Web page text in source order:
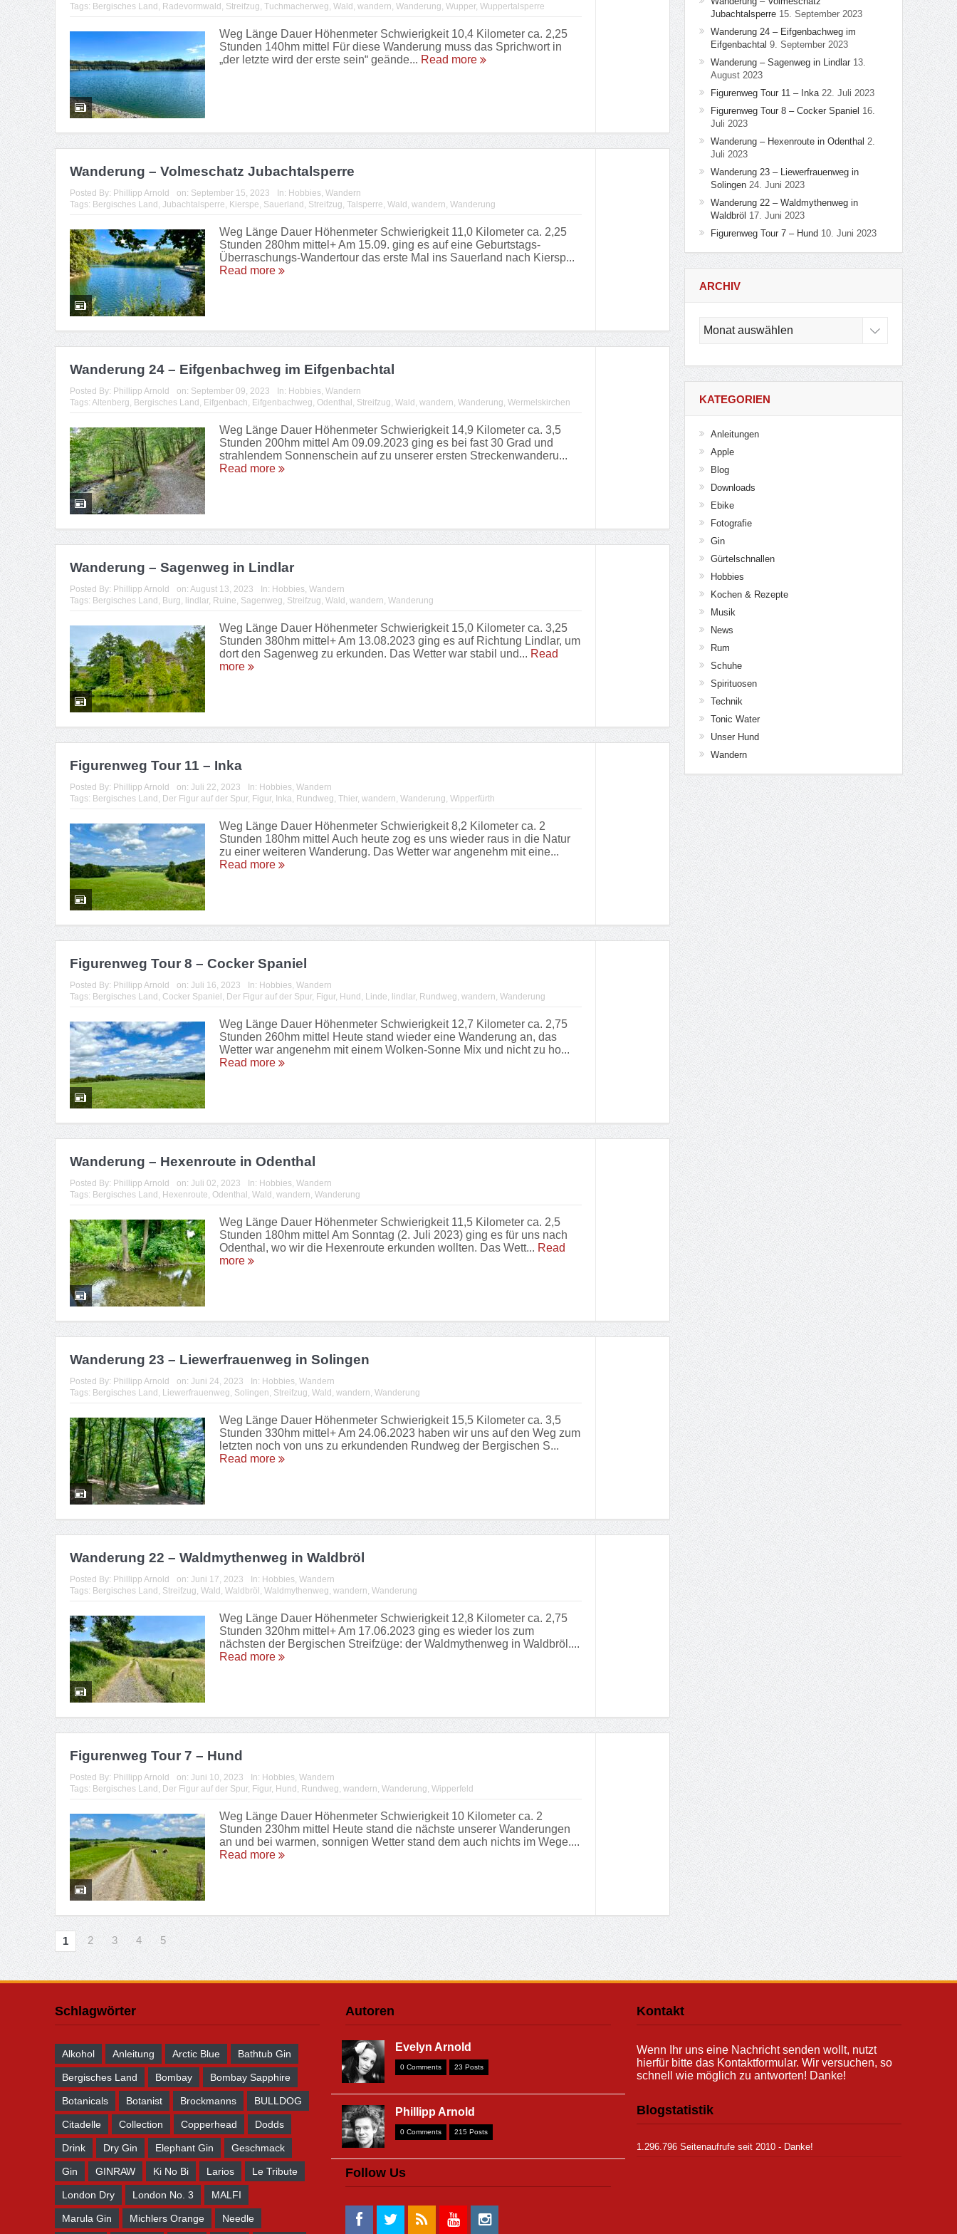
Tags: Bergisches Land Radevormwald Streifzug Tuchmacherweg Wald wandern Wanderung Wupper, Wuppertalsperre
Weg Länge Dauer Höhenmeter Schwierigkeit 10,4 Kilometer ca. 2,25
Stunden 140hm mittel Für diese Wanderung muss das Sprichwort in
„der letzte wird der erste sein“ geände... Read more
Wanderung – Volmeschatz Jubachtalsperre
Posted By: Phillipp Arnold on: September 15, 2023 In: Hobbies, Wandern
Tags: Bergisches Land Jubachtalsperre Kierspe Sauerland Streifzug Talsperre Wald wandern Wanderung
Weg Länge Dauer Höhenmeter Schwierigkeit 11,0 Kilometer ca. 2,25
Stunden 280hm mittel+ Am 15.09. ging es auf eine Geburtstags-
Überraschungs-Wandertour das erste Mal ins Sauerland nach Kiersp...
Read more
Wanderung 24 – Eifgenbachweg im Eifgenbachtal
Posted By: Phillipp Arnold on: September 09, 2023 In: Hobbies, Wandern
Tags: Altenberg Bergisches Land Eifgenbach Eifgenbachweg Odenthal Streifzug Wald wandern Wanderung Wermelskirchen
Weg Länge Dauer Höhenmeter Schwierigkeit 14,9 Kilometer ca. 3,5
Stunden 200hm mittel Am 09.09.2023 ging es bei fast 30 Grad und
strahlendem Sonnenschein auf zu unserer ersten Streckenwanderu...
Read more
Wanderung – Sagenweg in Lindlar
Posted By: Phillipp Arnold on: August 13, 2023 In: Hobbies, Wandern
Tags: Bergisches Land Burg lindlar, Ruine Sagenweg Streifzug Wald wandern Wanderung
Weg Länge Dauer Höhenmeter Schwierigkeit 15,0 Kilometer ca. 3,25
Stunden 380hm mittel+ Am 13.08.2023 ging es auf Richtung Lindlar, um
dort den Sagenweg zu erkunden. Das Wetter war stabil und... Read
more
Figurenweg Tour 11 – Inka
Posted By: Phillipp Arnold on: Juli 22, 2023 In: Hobbies, Wandern
Tags: Bergisches Land Der Figur auf der Spur, Figur, Inka Rundweg Thier, wandern Wanderung Wipperfürth
Weg Länge Dauer Höhenmeter Schwierigkeit 8,2 Kilometer ca. 2
Stunden 180hm mittel Auch heute zog es uns wieder raus in die Natur
zu einer weiteren Wanderung. Das Wetter war angenehm mit eine...
Read more
Figurenweg Tour 8 – Cocker Spaniel
Posted By: Phillipp Arnold on: Juli 16, 2023 In: Hobbies, Wandern
Tags: Bergisches Land Cocker Spaniel Der Figur auf der Spur, Figur, Hund Linde lindlar, Rundweg wandern Wanderung
Weg Länge Dauer Höhenmeter Schwierigkeit 12,7 Kilometer ca. 2,75
Stunden 260hm mittel Heute stand wieder eine Wanderung an, das
Wetter war angenehm mit einem Wolken-Sonne Mix und nicht zu ho...
Read more
Wanderung – Hexenroute in Odenthal
Posted By: Phillipp Arnold on: Juli 02, 2023 In: Hobbies, Wandern
Tags: Bergisches Land Hexenroute Odenthal Wald wandern Wanderung
Weg Länge Dauer Höhenmeter Schwierigkeit 11,5 Kilometer ca. 2,5
Stunden 180hm mittel Am Sonntag (2. Juli 2023) ging es für uns nach
Odenthal, wo wir die Hexenroute erkunden wollten. Das Wett... Read
more
Wanderung 23 – Liewerfrauenweg in Solingen
Posted By: Phillipp Arnold on: Juni 24, 2023 In: Hobbies, Wandern
Tags: Bergisches Land Liewerfrauenweg Solingen Streifzug Wald wandern Wanderung
Weg Länge Dauer Höhenmeter Schwierigkeit 15,5 Kilometer ca. 3,5
Stunden 330hm mittel+ Am 24.06.2023 haben wir uns auf den Weg zum
letzten noch von uns zu erkundenden Rundweg der Bergischen S...
Read more
Wanderung 22 – Waldmythenweg in Waldbröl
Posted By: Phillipp Arnold on: Juni 17, 2023 In: Hobbies, Wandern
Tags: Bergisches Land Streifzug Wald Waldbröl Waldmythenweg wandern Wanderung
Weg Länge Dauer Höhenmeter Schwierigkeit 12,8 Kilometer ca. 2,75
Stunden 320hm mittel+ Am 17.06.2023 ging es wieder los zum
nächsten der Bergischen Streifzüge: der Waldmythenweg in Waldbröl....
Read more
Figurenweg Tour 7 – Hund
Posted By: Phillipp Arnold on: Juni 10, 2023 In: Hobbies, Wandern
Tags: Bergisches Land Der Figur auf der Spur, Figur, Hund Rundweg wandern Wanderung Wipperfeld
Weg Länge Dauer Höhenmeter Schwierigkeit 10 Kilometer ca. 2
Stunden 230hm mittel Heute stand die nächste unserer Wanderungen
an und bei warmen, sonnigen Wetter stand dem auch nichts im Wege....
Read more
1 2 3 4 5
Jubachtalsperre 15. September 2023
Wanderung 24 – Eifgenbachweg im
Eifgenbachtal 9. September 2023
Wanderung – Sagenweg in Lindlar 13.
August 2023
Figurenweg Tour 11 – Inka 22. Juli 2023
Figurenweg Tour 8 – Cocker Spaniel 16.
Juli 2023
Wanderung – Hexenroute in Odenthal 2.
Juli 2023
Wanderung 23 – Liewerfrauenweg in
Solingen 24. Juni 2023
Wanderung 22 – Waldmythenweg in
Waldbröl 17. Juni 2023
Figurenweg Tour 7 – Hund 10. Juni 2023
ARCHIV
KATEGORIEN
Anleitungen
Apple
Blog
Downloads
Ebike
Fotografie
Gin
Gürtelschnallen
Hobbies
Kochen & Rezepte
Musik
News
Rum
Schuhe
Spirituosen
Technik
Tonic Water
Unser Hund
Wandern
Schlagwörter
Alkohol Anleitung Arctic Blue Bathtub Gin
Bergisches Land Bombay Bombay Sapphire
Botanicals Botanist Brockmanns BULLDOG
Citadelle Collection Copperhead Dodds
Drink Dry Gin Elephant Gin Geschmack
Gin GINRAW Ki No Bi Larios Le Tribute
London Dry London No. 3 MALFI
Marula Gin Michlers Orange Needle
Autoren
Evelyn Arnold
0 Comments 23 Posts
Phillipp Arnold
0 Comments 215 Posts
Follow Us
Kontakt
Wenn Ihr uns eine Nachricht senden wollt, nutzt
hierfür bitte das Kontaktformular. Wir versuchen, so
schnell wie möglich zu antworten! Danke!
Blogstatistik
1.296.796 Seitenaufrufe seit 2010 - Danke!